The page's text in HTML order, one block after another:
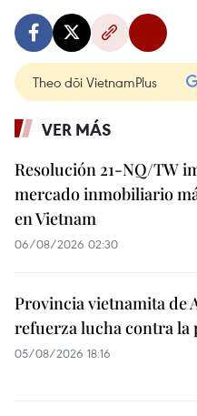
Theo dõi VietnamPlus
VER MÁS
Resolución 21-NQ/TW
mercado inmobiliario
en Vietnam
06/08/2026 02:30
Provincia vietnamita de
refuerza lucha contra la
05/08/2026 18:16